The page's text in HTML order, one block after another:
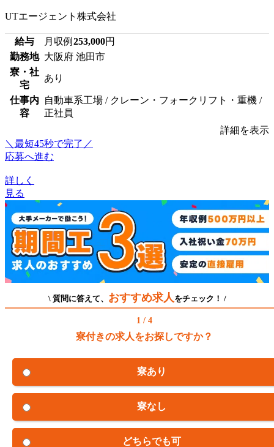
UTエージェント株式会社
給与 月収例 253,000円
勤務地 大阪府 池田市
寮・社
宅
あり
仕事内
容
自動車系工場 / クレーン・フォークリフト・重機 /
正社員
詳細を表示
＼最短45秒で完了／
応募へ進む
詳しく
見る
\ 質問に答えて、 おすすめ求人 をチェック！ /
1 / 4
寮付きの求人をお探しですか？
寮あり
寮なし
どちらでも可